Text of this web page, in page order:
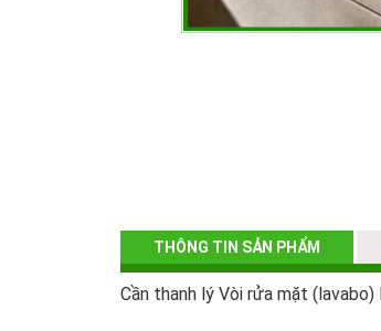
THÔNG TIN SẢN PHẨM
Cần thanh lý Vòi rửa mặt